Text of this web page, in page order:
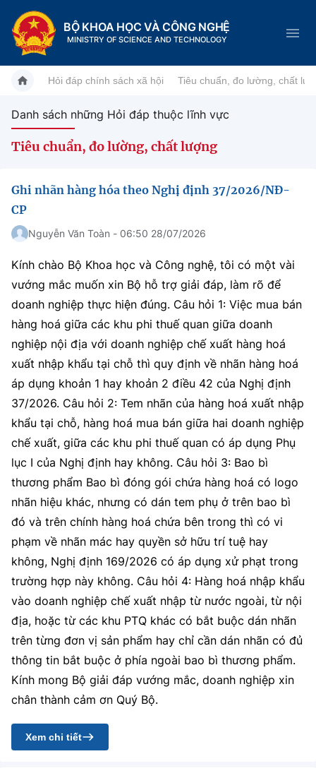
BỘ KHOA HỌC VÀ CÔNG NGHỆ
MINISTRY OF SCIENCE AND TECHNOLOGY
Chức năng nhiệm vụ
Cơ cấu tổ chức
Lịch sử phát triển
Sở Khoa học và Công nghệ
Tin tức sự kiện
Khoa học và Công nghệ
Đổi mới sáng tạo
Chuyển đổi số
Bưu chính, Viễn thông
Sở hữu trí tuệ
Tiêu chuẩn, đo lường, chất lượng
Năng lượng nguyên tử
Tin tổng hợp
Tin địa phương
Dịch vụ công
Hệ thống văn bản
Văn bản QPPL
Văn bản chỉ đạo điều hành
Lấy ý kiến người dân về dự thảo VBQPPL
MST IOFFICE
THỐNG KÊ
Khoa học và Công nghệ
Đổi mới sáng tạo
Chuyển đổi số
Bưu chính, Viễn thông
Sở hữu trí tuệ
Tiêu chuẩn, đo lường, chất lượng
Năng lượng nguyên tử
Multimedia
THƯ ĐIỆN TỬ
Khác
Videos
Infographic
Ảnh
Voice
Nhiệm vụ trọng tâm
Chọn ngôn ngữ
Vietnamese English
BỘ KHOA HỌC VÀ CÔNG NGHỆ
Hỏi đáp chính sách xã hội Tiêu chuẩn, đo lường, chất
Danh sách những Hỏi đáp thuộc lĩnh vực
Tiêu chuẩn, đo lường, chất lượng
Ghi nhãn hàng hóa theo Nghị định 37/2026/NĐ-
CP
Nguyễn Văn Toàn - 06:50 28/07/2026
Kính chào Bộ Khoa học và Công nghệ, tôi có một vài
vướng mắc muốn xin Bộ hỗ trợ giải đáp, làm rõ để
doanh nghiệp thực hiện đúng. Câu hỏi 1: Việc mua bán
hàng hoá giữa các khu phi thuế quan giữa doanh
nghiệp nội địa với doanh nghiệp chế xuất hàng hoá
xuất nhập khẩu tại chỗ thì quy định về nhãn hàng hoá
áp dụng khoản 1 hay khoản 2 điều 42 của Nghị định
37/2026. Câu hỏi 2: Tem nhãn của hàng hoá xuất nhập
khẩu tại chỗ, hàng hoá mua bán giữa hai doanh nghiệp
chế xuất, giữa các khu phi thuế quan có áp dụng Phụ
lục I của Nghị định hay không. Câu hỏi 3: Bao bì
thương phẩm Bao bì đóng gói chứa hàng hoá có logo
nhãn hiệu khác, nhưng có dán tem phụ ở trên bao bì
đó và trên chính hàng hoá chứa bên trong thì có vi
phạm về nhãn mác hay quyền sở hữu trí tuệ hay
không, Nghị định 169/2026 có áp dụng xử phạt trong
trường hợp này không. Câu hỏi 4: Hàng hoá nhập khẩu
vào doanh nghiệp chế xuất nhập từ nước ngoài, từ nội
địa, hoặc từ các khu PTQ khác có bắt buộc dán nhãn
trên từng đơn vị sản phẩm hay chỉ cần dán nhãn có đủ
thông tin bắt buộc ở phía ngoài bao bì thương phẩm.
Kính mong Bộ giải đáp vướng mắc, doanh nghiệp xin
chân thành cảm ơn Quý Bộ.
Xem chi tiết